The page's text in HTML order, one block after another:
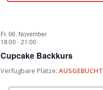
Fr. 06. November
18:00 -21:00
Cupcake Backkurs
Verfügbare Plätze:AUSGEBUCHT